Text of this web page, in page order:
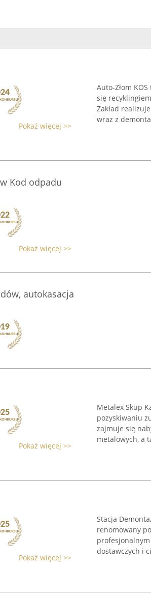
Pokaż więcej >>
Auto-Złom
się
Zakład
wraz z
Kod odpadu
Pokaż więcej >>
autokasacja
Pokaż więcej >>
Metalex Skup
pozyskiwaniu
zajmuje się
metalowych, a
Pokaż więcej >>
Stacja
renomowany
dostawczych i